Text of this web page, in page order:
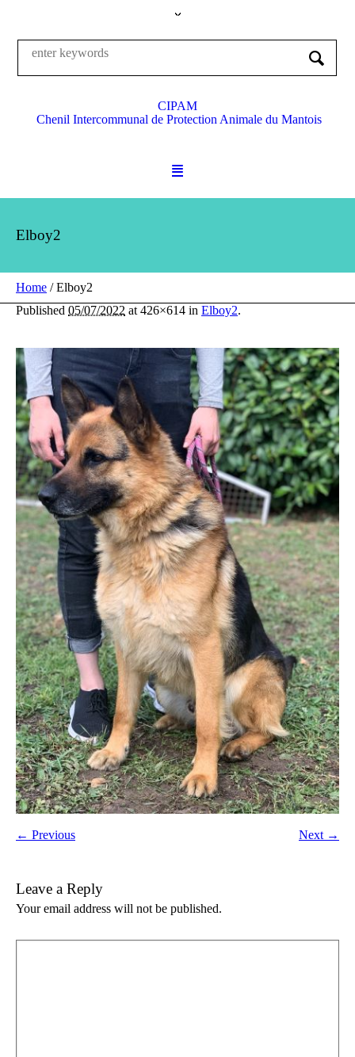
CIPAM
Chenil Intercommunal de Protection Animale du Mantois
Elboy2
Home /Elboy2
Published 05/07/2022 at 426×614 in Elboy2.
← Previous Next →
Leave a Reply
Your email address will not be published.